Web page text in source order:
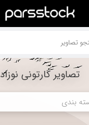
تصاویر کارتونی نوزاد
ها
تصاویر
و فضاها